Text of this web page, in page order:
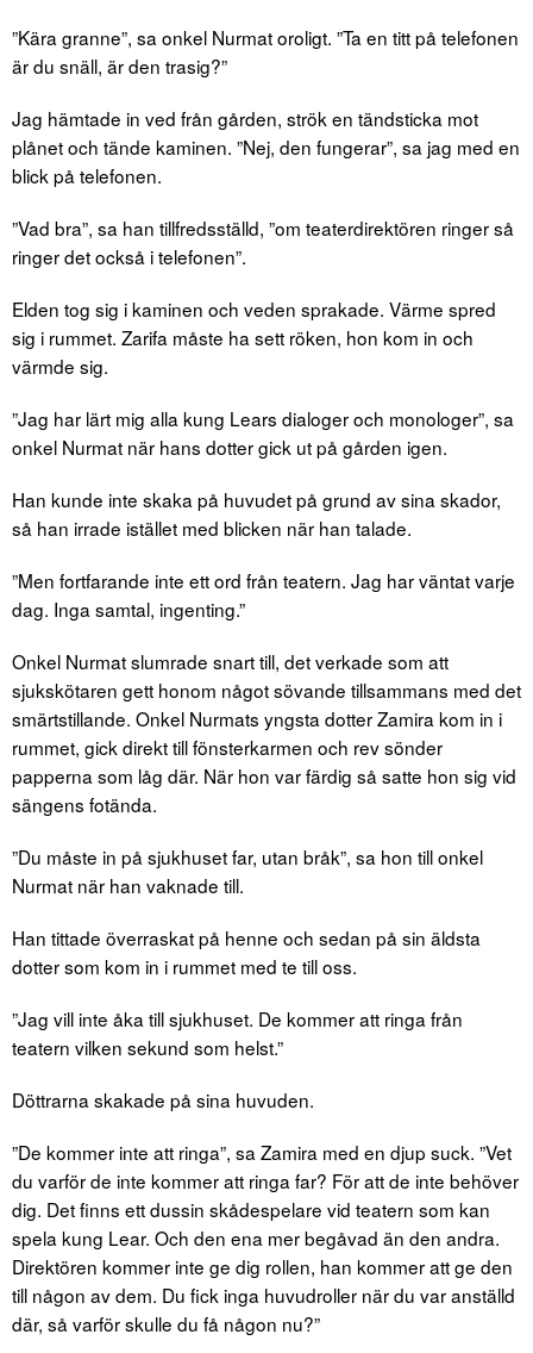
”Kära granne”, sa onkel Nurmat oroligt. ”Ta en titt på telefonen
är du snäll, är den trasig?”
Jag hämtade in ved från gården, strök en tändsticka mot
plånet och tände kaminen. ”Nej, den fungerar”, sa jag med en
blick på telefonen.
”Vad bra”, sa han tillfredsställd, ”om teaterdirektören ringer så
ringer det också i telefonen”.
Elden tog sig i kaminen och veden sprakade. Värme spred
sig i rummet. Zarifa måste ha sett röken, hon kom in och
värmde sig.
”Jag har lärt mig alla kung Lears dialoger och monologer”, sa
onkel Nurmat när hans dotter gick ut på gården igen.
Han kunde inte skaka på huvudet på grund av sina skador,
så han irrade istället med blicken när han talade.
”Men fortfarande inte ett ord från teatern. Jag har väntat varje
dag. Inga samtal, ingenting.”
Onkel Nurmat slumrade snart till, det verkade som att
sjukskötaren gett honom något sövande tillsammans med det
smärtstillande. Onkel Nurmats yngsta dotter Zamira kom in i
rummet, gick direkt till fönsterkarmen och rev sönder
papperna som låg där. När hon var färdig så satte hon sig vid
sängens fotända.
”Du måste in på sjukhuset far, utan bråk”, sa hon till onkel
Nurmat när han vaknade till.
Han tittade överraskat på henne och sedan på sin äldsta
dotter som kom in i rummet med te till oss.
”Jag vill inte åka till sjukhuset. De kommer att ringa från
teatern vilken sekund som helst.”
Döttrarna skakade på sina huvuden.
”De kommer inte att ringa”, sa Zamira med en djup suck. ”Vet
du varför de inte kommer att ringa far? För att de inte behöver
dig. Det finns ett dussin skådespelare vid teatern som kan
spela kung Lear. Och den ena mer begåvad än den andra.
Direktören kommer inte ge dig rollen, han kommer att ge den
till någon av dem. Du fick inga huvudroller när du var anställd
där, så varför skulle du få någon nu?”